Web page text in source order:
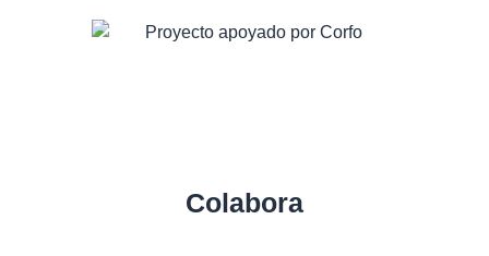
Colabora